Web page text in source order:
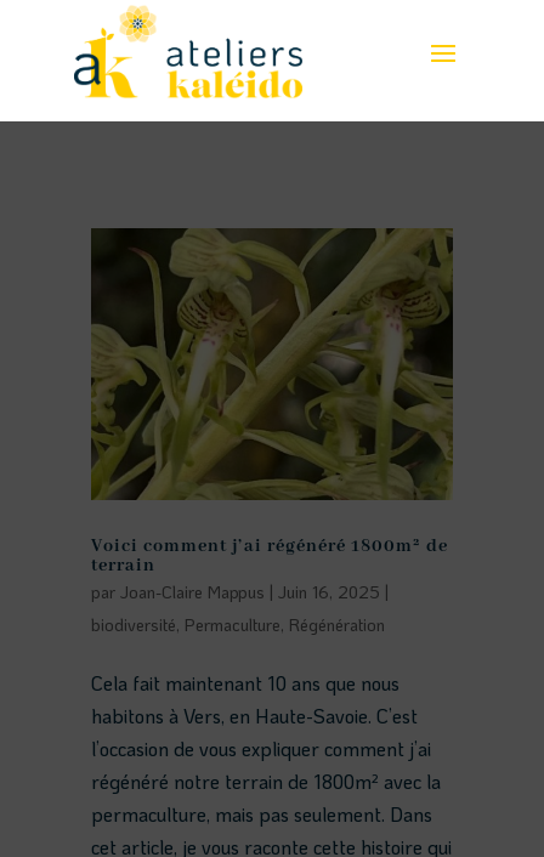
Voici comment j’ai régénéré 1800m² de
terrain
par Joan-Claire Mappus | Juin 16, 2025 |
biodiversité, Permaculture, Régénération
Cela fait maintenant 10 ans que nous
habitons à Vers, en Haute-Savoie. C’est
l’occasion de vous expliquer comment j’ai
régénéré notre terrain de 1800m² avec la
permaculture, mais pas seulement. Dans
cet article, je vous raconte cette histoire qui